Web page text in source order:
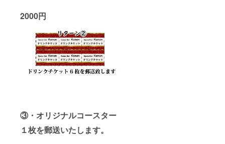
2000円
③・オリジナルコースター
１枚を郵送いたします。